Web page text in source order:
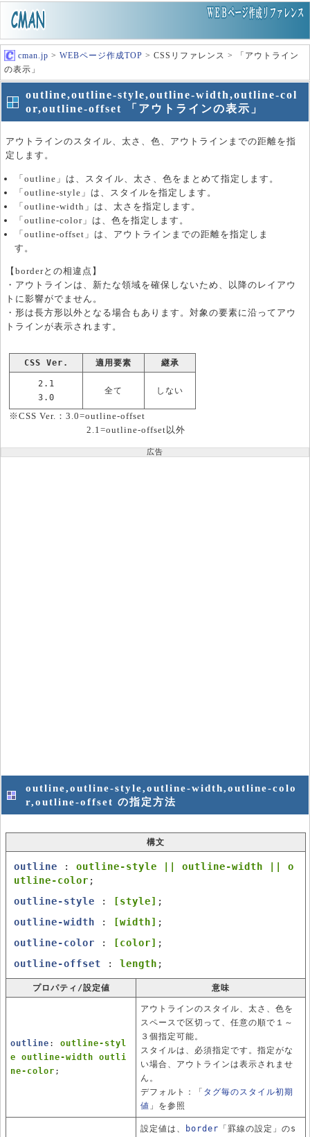
cman.jp > WEBページ作成TOP > CSSリファレンス > 「アウトライン
の表示」
outline,outline-style,outline-width,outline-col
or,outline-offset 「アウトラインの表示」
アウトラインのスタイル、太さ、色、アウトラインまでの距離を指
定します。
「outline」は、スタイル、太さ、色をまとめて指定します。
「outline-style」は、スタイルを指定します。
「outline-width」は、太さを指定します。
「outline-color」は、色を指定します。
「outline-offset」は、アウトラインまでの距離を指定しま
す。
【borderとの相違点】
・アウトラインは、新たな領域を確保しないため、以降のレイアウ
トに影響がでません。
・形は長方形以外となる場合もあります。対象の要素に沿ってアウ
トラインが表示されます。
CSS Ver. 適用要素 継承
2.1
3.0
全て しない
※CSS Ver.：3.0=outline-offset
2.1=outline-offset以外
広告
outline,outline-style,outline-width,outline-colo
r,outline-offset の指定方法
構文
outline : outline-style || outline-width || o
utline-color ;
outline-style : [style] ;
outline-width : [width] ;
outline-color : [color] ;
outline-offset : length ;
プロパティ/設定値 意味
outline : outline-styl
e outline-width outli
ne-color ;
アウトラインのスタイル、太さ、色を
スペースで区切って、任意の順で１～
３個指定可能。
スタイルは、必須指定です。指定がな
い場合、アウトラインは表示されませ
ん。
デフォルト：「 タグ毎のスタイル初期
値 」を参照
設定値は、 border 「罫線の設定」のs